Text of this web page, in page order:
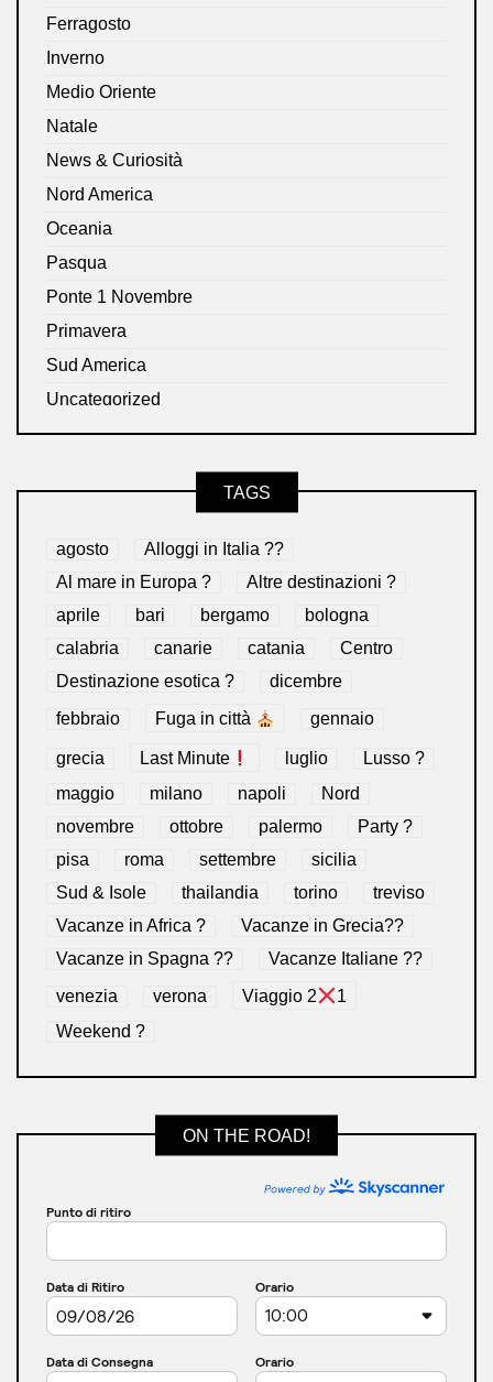
Ferragosto
Inverno
Medio Oriente
Natale
News & Curiosità
Nord America
Oceania
Pasqua
Ponte 1 Novembre
Primavera
Sud America
Uncategorized
TAGS
agosto
Alloggi in Italia ??
Al mare in Europa ?️
Altre destinazioni ?
aprile
bari bergamo
bologna
calabria
canarie catania
Centro
Destinazione esotica ?
dicembre
febbraio Fuga in città gennaio
grecia Last Minute luglio
Lusso ?
maggio
milano napoli
Nord
novembre
ottobre palermo
Party ?
pisa
roma settembre
sicilia
Sud & Isole
thailandia torino
treviso
Vacanze in Africa ?
Vacanze in Grecia??
Vacanze in Spagna ??
Vacanze Italiane ??
venezia verona Viaggio 2
1
Weekend ?
ON THE ROAD!